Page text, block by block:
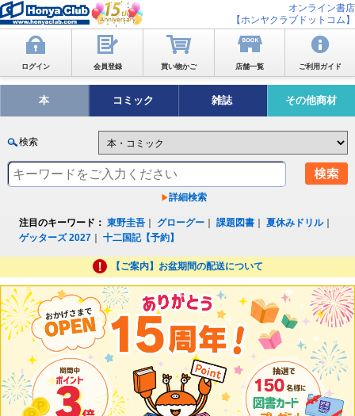
オンライン書店
【ホンヤクラブドットコム】
ログイン 会員登録 買い物かご 店舗一覧 ご利用ガイド
本 コミック 雑誌 その他商材
検索
詳細検索
注目のキーワード： 東野圭吾 グローグー ｜課題図書 ｜夏休みドリル｜
ゲッターズ 2027 ｜十二国記【予約】
【ご案内】お盆期間の配送について